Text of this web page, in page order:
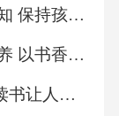
质量分数
的溶解
2026 年秋季开学 勇于探索求知 保持孩童好奇心
2026 年秋季开学 提升阅读素养 以书香浸润青春岁月
2026年秋季小学开学第一课 读书让人生更精彩